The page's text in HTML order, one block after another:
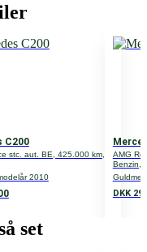
C200
stc. aut. BE, 425.000 km,
2010
AMG
Benzin,
DKK
set